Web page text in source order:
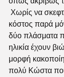
κόστος παρά
δύο πλάσματα
ηλικία έχουν
μορφή
πολύ Κώστα